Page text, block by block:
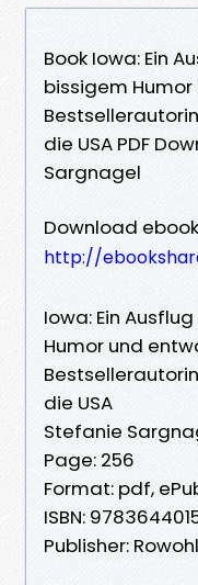
Book Iowa: Ein
bissigem
die USA PDF
Sargnagel
Download
http://
Iowa: Ein
Humor und
die USA
Stefanie
Page: 256
Format: pdf,
ISBN:
Publisher: